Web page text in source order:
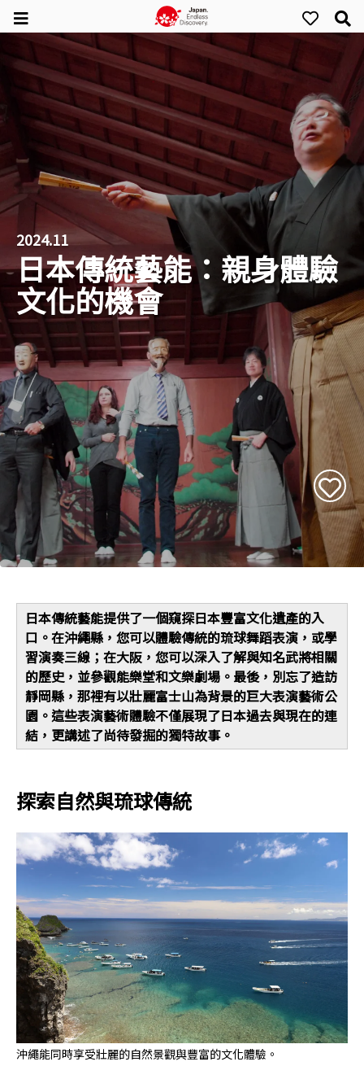
2024.11
日本傳統藝能：親身體驗
文化的機會
日本傳統藝能提供了一個窺探日本豐富文化遺產的入
口。在沖繩縣，您可以體驗傳統的琉球舞蹈表演，或學
習演奏三線；在大阪，您可以深入了解與知名武將相關
的歷史，並參觀能樂堂和文樂劇場。最後，別忘了造訪
靜岡縣，那裡有以壯麗富士山為背景的巨大表演藝術公
園。這些表演藝術體驗不僅展現了日本過去與現在的連
結，更講述了尚待發掘的獨特故事。
探索自然與琉球傳統
沖繩能同時享受壯麗的自然景觀與豐富的文化體驗。